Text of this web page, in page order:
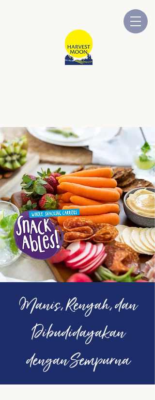
Manis, Renyah, dan
Dibudidayakan
dengan Sempurna